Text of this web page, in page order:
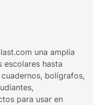
una amplia
escolares hasta
bolígrafos,
para usar en